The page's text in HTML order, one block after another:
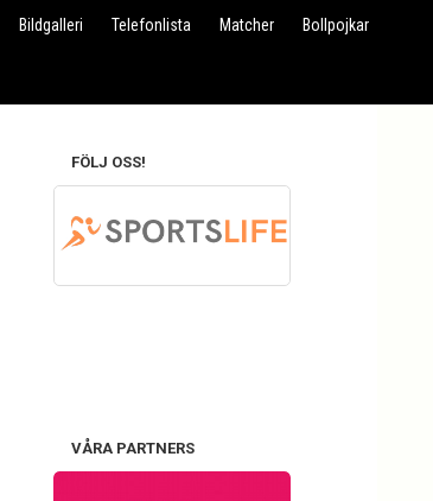
Bildgalleri Telefonlista Matcher Bollpojkar
FÖLJ OSS!
VÅRA PARTNERS